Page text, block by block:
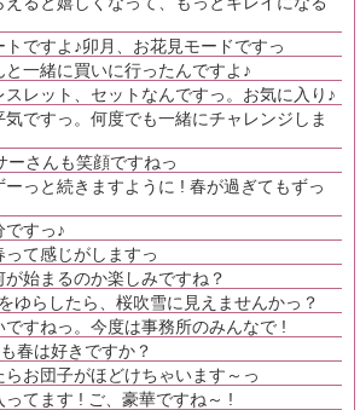
ですよ♪卯月、お花見モードですっ
一緒に買いに行ったんですよ♪
スレット、セットなんですっ。お気に入り♪
気ですっ。何度でも一緒にチャレンジしま
ーさんも笑顔ですねっ
ーっと続きますように ! 春が過ぎてもずっ
ですっ♪
て感じがしますっ
始まるのか楽しみですね？
ゆらしたら、桜吹雪に見えませんかっ？
ですねっ。今度は事務所のみんなで !
春は好きですか？
お団子がほどけちゃいます～っ
てます ! ご、豪華ですね～ !